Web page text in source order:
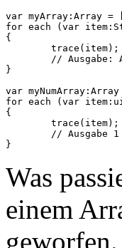
var myArray:Array
for each (var
{
}
var
for each (var
{
Was
einem